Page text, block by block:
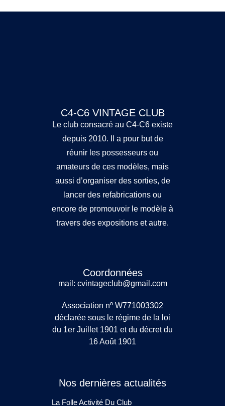
C4-C6 VINTAGE CLUB
Le club consacré au C4-C6 existe
depuis 2010. Il a pour but de
réunir les possesseurs ou
amateurs de ces modèles, mais
aussi d’organiser des sorties, de
lancer des refabrications ou
encore de promouvoir le modèle à
travers des expositions et autre.
Coordonnées
mail: cvintageclub@gmail.com
Association nº W771003302
déclarée sous le régime de la loi
du 1er Juillet 1901 et du décret du
16 Août 1901
Nos dernières actualités
La Folle Activité Du Club